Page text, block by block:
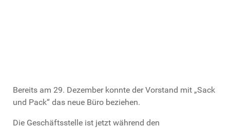
Bereits am 29. Dezember konnte der Vorstand mit „Sack
und Pack“ das neue Büro beziehen.
Die Geschäftsstelle ist jetzt während den